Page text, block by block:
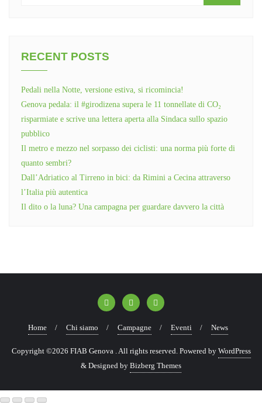
RECENT POSTS
Pedali nella Notte, versione estiva, si ricomincia!
Genova pedala: il #girodizena supera le 11 tonnellate di CO₂
risparmiate e scrive una lettera aperta alla Sindaca sullo spazio
pubblico
Il metro e mezzo nel sorpasso dei ciclisti: una norma più forte di
quanto sembri?
Dall’Adriatico al Tirreno in bici: da Rimini a Cecina attraverso
l’Italia più autentica
Il dito o la luna? Una campagna per guardare davvero la città
Home Chi siamo Campagne Eventi News
Copyright ©2026 FIAB Genova . All rights reserved. Powered by WordPress
& Designed by Bizberg Themes